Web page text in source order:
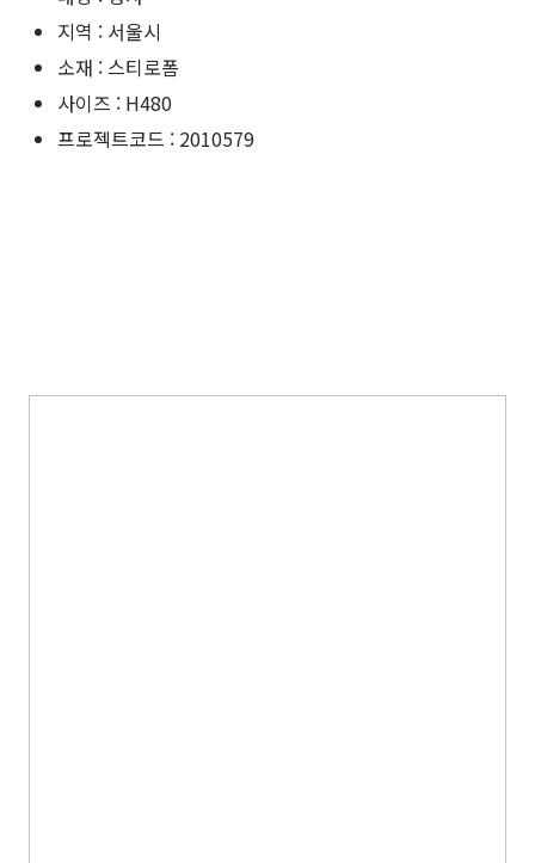
지역 : 서울시
소재 : 스티로폼
사이즈 : H480
프로젝트코드 : 2010579